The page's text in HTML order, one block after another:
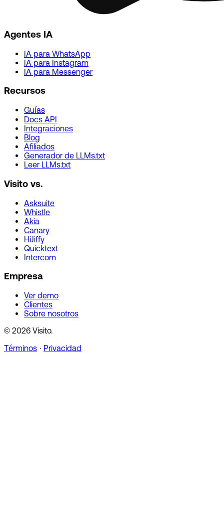
Agentes IA
IA para WhatsApp
IA para Instagram
IA para Messenger
Recursos
Guías
Docs API
Integraciones
Blog
Afiliados
Generador de LLMs.txt
Leer LLMs.txt
Visito vs.
Asksuite
Whistle
Akia
Canary
HiJiffy
Quicktext
Intercom
Empresa
Ver demo
Clientes
Sobre nosotros
© 2026 Visito.
Términos · Privacidad